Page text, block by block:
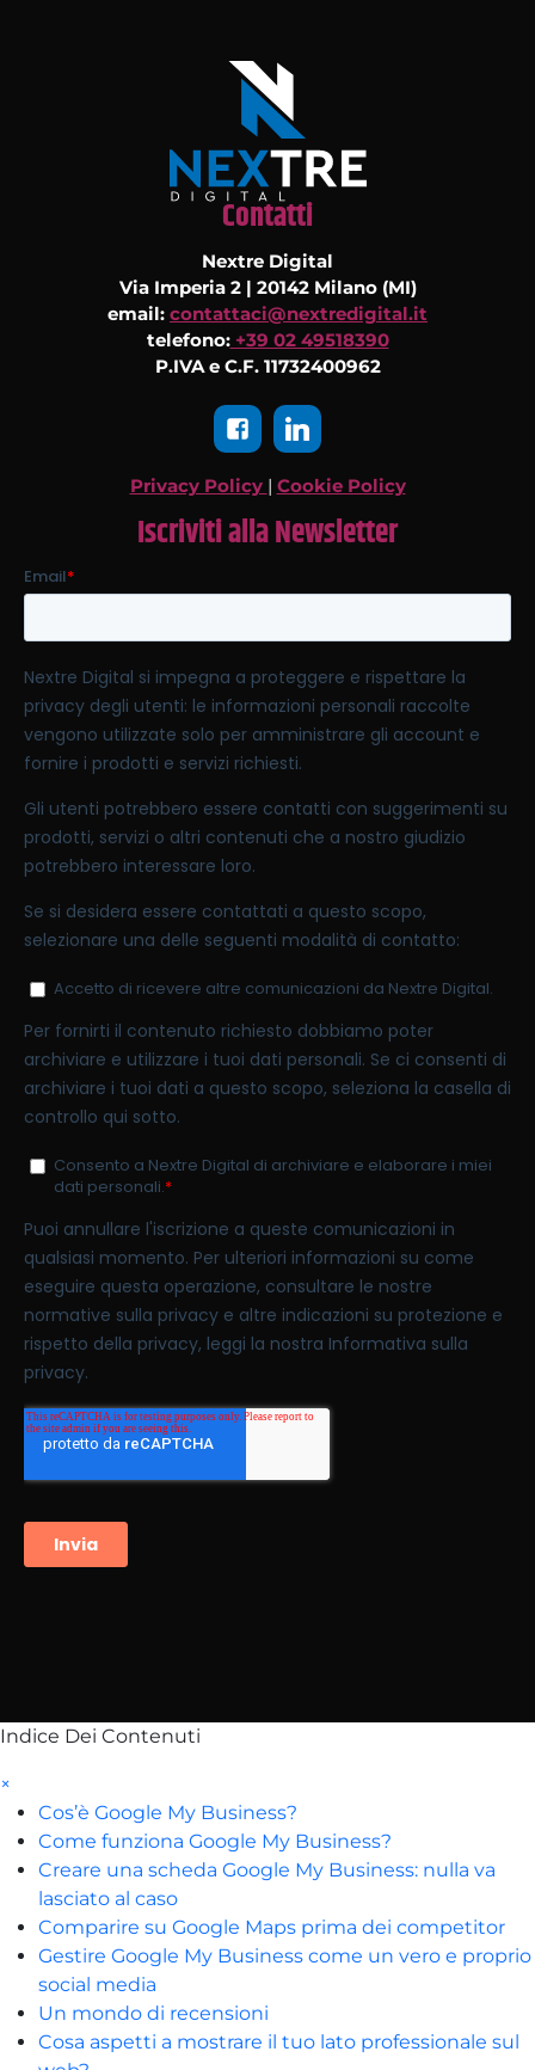
Contatti
Nextre Digital
Via Imperia 2 | 20142 Milano (MI)
email: contattaci@nextredigital.it
telefono:+39 02 49518390
P.IVA e C.F. 11732400962
Privacy Policy | Cookie Policy
Iscriviti alla Newsletter
Indice Dei Contenuti
×
Cos’è Google My Business?
Come funziona Google My Business?
Creare una scheda Google My Business: nulla va
lasciato al caso
Comparire su Google Maps prima dei competitor
Gestire Google My Business come un vero e proprio
social media
Un mondo di recensioni
Cosa aspetti a mostrare il tuo lato professionale sul